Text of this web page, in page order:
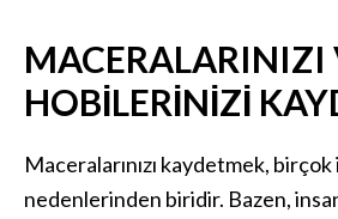
MACERALARINIZI
HOBILERINIZI
Maceralarınızı kaydetmek,
nedenlerinden biridir. Bazen,